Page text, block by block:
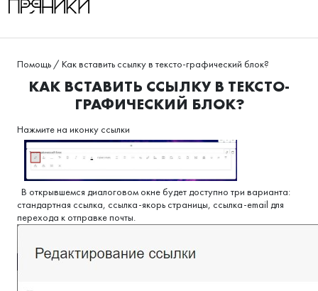
Помощь / Как вставить ссылку в тексто-графический блок?
КАК ВСТАВИТЬ ССЫЛКУ В ТЕКСТО-
ГРАФИЧЕСКИЙ БЛОК?
Нажмите на иконку ссылки
В открывшемся диалоговом окне будет доступно три варианта:
стандартная ссылка, ссылка-якорь страницы, ссылка-email для
перехода к отправке почты.